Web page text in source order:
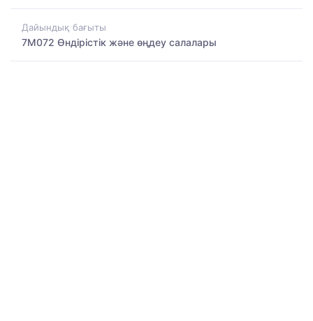
Дайындық бағыты
7M072 Өндірістік және өңдеу салалары